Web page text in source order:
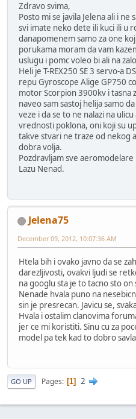
Zdravo svima,
Posto mi se javila Jelena ali i
svi imate neko dete ili kuci ili u
danapomenem samo za one
porukama moram da vam
uslugu i pomc voleo bi ali na
Heli je T-REX250 SE 3 servo-a
repu Gyroscope Alige GP750
motor Scorpion 3900kv i tasna
naveo sam sastoj helija samo
veze i da se to ne nalazi na
vrednosti poklona, oni koji su
takve stvari ne traze od nekog
dobra volja.
Pozdravljam sve aeromodelare
Lazu Nenad.
Jelena75
December 09, 2012, 10:07:36 AM
Htela bih i ovako javno da se
darezljivosti, ovakvi ljudi se
na googlu sta je to tacno sto on
Nenade hvala puno na
sin je presrecan. Javicu se,
Hvala i ostalim clanovima
jer ce mi koristiti. Sinu cu za
model pa tek kad to dobro
GO UP Pages 1 2